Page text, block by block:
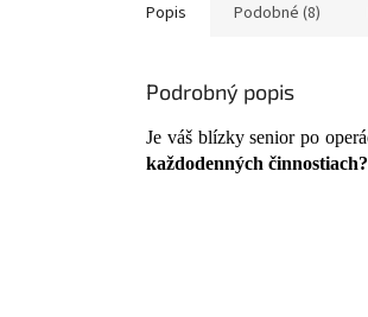
Popis Podobné (8)
Podrobný popis
Je váš blízky senior po
každodenných činnostiach?